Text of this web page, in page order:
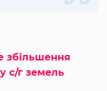
збільшення
с/г земель